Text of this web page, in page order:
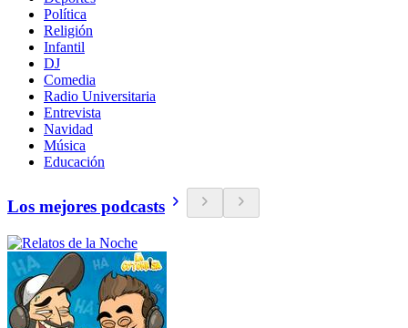
Política
Religión
Infantil
DJ
Comedia
Radio Universitaria
Entrevista
Navidad
Música
Educación
Los mejores podcasts